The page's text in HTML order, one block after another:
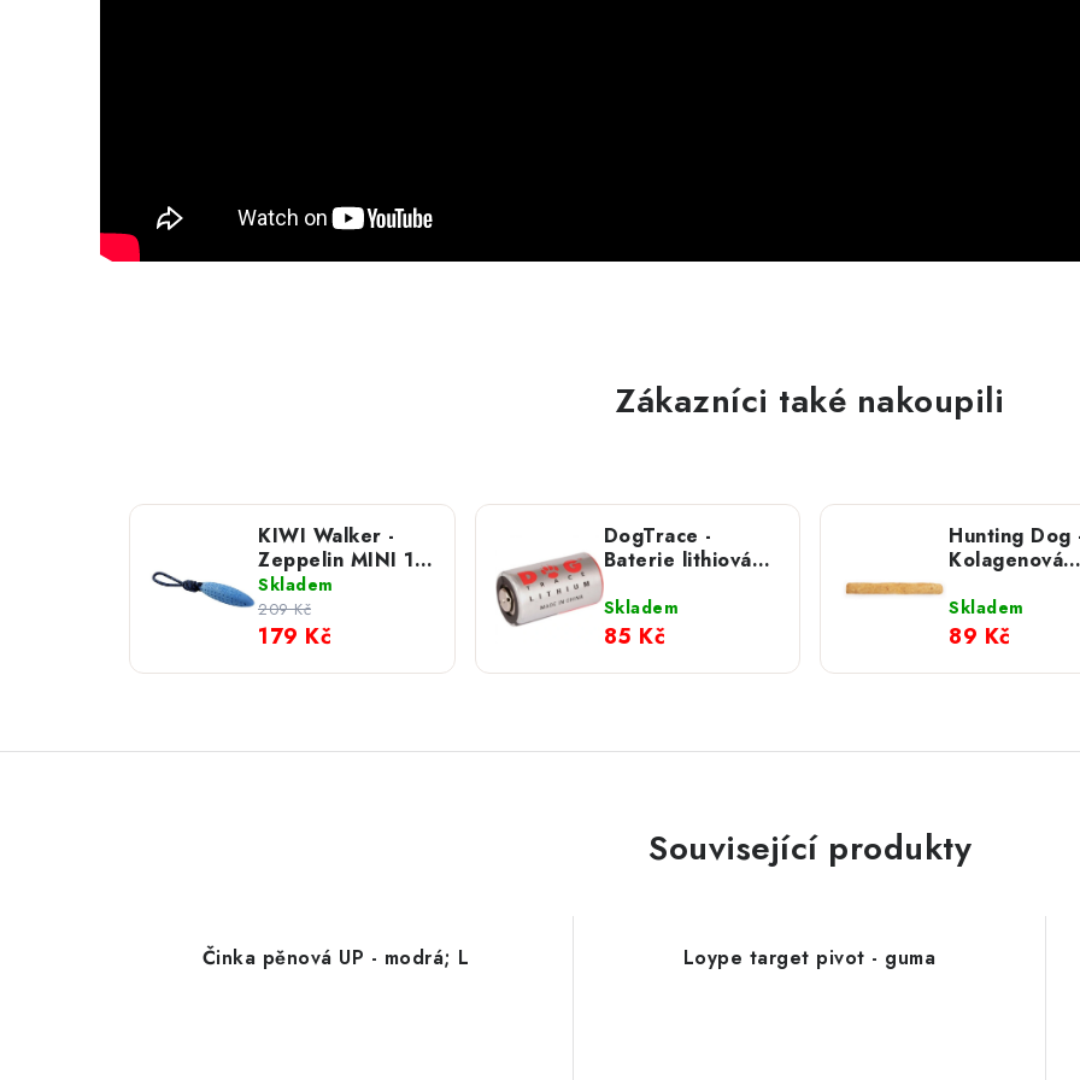
Zákazníci také nakoupili
KIWI Walker -
Zeppelin MINI 17
cm; Modrá
Skladem
179 Kč
209 Kč
DogTrace -
Baterie lithiová
CR2 3V
Skladem
85 Kč
Hunting Dog
Kolagenová
Skladem
89 Kč
Související produkty
Činka pěnová UP - modrá; L Loype target pivot - guma